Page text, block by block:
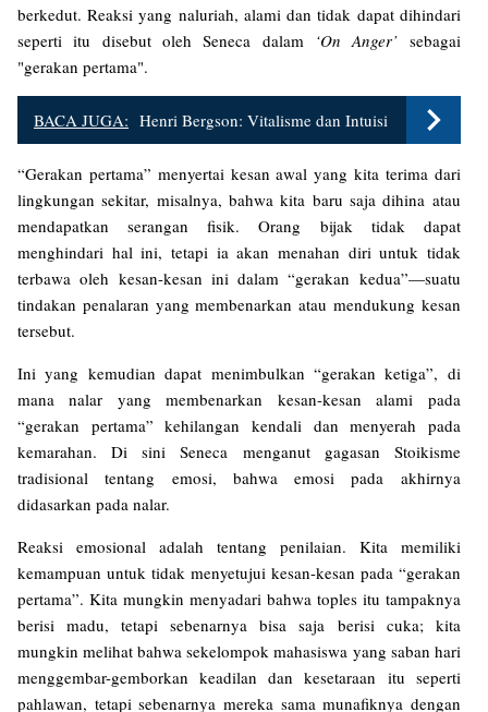
berkedut. Reaksi yang naluriah, alami dan tidak dapat dihindari
seperti itu disebut oleh Seneca dalam ‘On Anger’ sebagai
"gerakan pertama".
BACA JUGA: Henri Bergson: Vitalisme dan Intuisi
“Gerakan pertama” menyertai kesan awal yang kita terima dari
lingkungan sekitar, misalnya, bahwa kita baru saja dihina atau
mendapatkan serangan fisik. Orang bijak tidak dapat
menghindari hal ini, tetapi ia akan menahan diri untuk tidak
terbawa oleh kesan-kesan ini dalam “gerakan kedua”—suatu
tindakan penalaran yang membenarkan atau mendukung kesan
tersebut.
Ini yang kemudian dapat menimbulkan “gerakan ketiga”, di
mana nalar yang membenarkan kesan-kesan alami pada
“gerakan pertama” kehilangan kendali dan menyerah pada
kemarahan. Di sini Seneca menganut gagasan Stoikisme
tradisional tentang emosi, bahwa emosi pada akhirnya
didasarkan pada nalar.
Reaksi emosional adalah tentang penilaian. Kita memiliki
kemampuan untuk tidak menyetujui kesan-kesan pada “gerakan
pertama”. Kita mungkin menyadari bahwa toples itu tampaknya
berisi madu, tetapi sebenarnya bisa saja berisi cuka; kita
mungkin melihat bahwa sekelompok mahasiswa yang saban hari
menggembar-gemborkan keadilan dan kesetaraan itu seperti
pahlawan, tetapi sebenarnya mereka sama munafiknya dengan